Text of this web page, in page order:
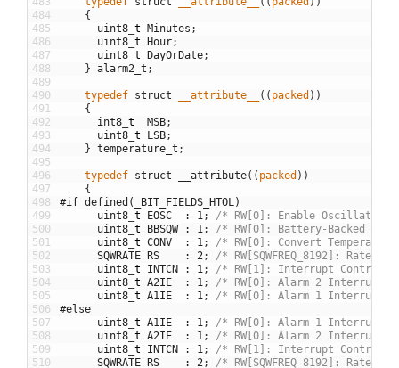
484
485
486
487
488
489
490
491
492
493
494
495
496
497
498
499
500
501
502
503
504
505
506
507
508
509
510
{
uint8 t Minutes ;
uint8 t Hour;
uint8 t DayOrDate;
} alarm2_t ;
typedef struct __attribute__ ( ( packed ) )
{
int8 t MSB;
uint8 t LSB;
} temperature_t ;
typedef struct __attribute( ( packed ) )
{
#if defined(_BIT_FIELDS_HTOL)
uint8 t EOSC : 1 ;
/* RW[0]: Enable Oscillator
uint8 t BBSQW : 1 ;
/* RW[0]: Battery-Backed
uint8 t CONV : 1 ;
/* RW[0]: Convert
SQWRATE RS : 2 ;
/* RW[SQWFREQ_8192]: Rate
uint8 t INTCN : 1 ;
/* RW[1]: Interrupt Control
uint8 t A2IE : 1 ;
/* RW[0]: Alarm 2 Interrupt
uint8 t A1IE : 1 ;
/* RW[0]: Alarm 1 Interrupt
#else
uint8 t A1IE : 1 ;
/* RW[0]: Alarm 1 Interrupt
uint8 t A2IE : 1 ;
/* RW[0]: Alarm 2 Interrupt
uint8 t INTCN : 1 ;
/* RW[1]: Interrupt Control
SQWRATE RS : 2 ;
/* RW[SQWFREQ_8192]: Rate